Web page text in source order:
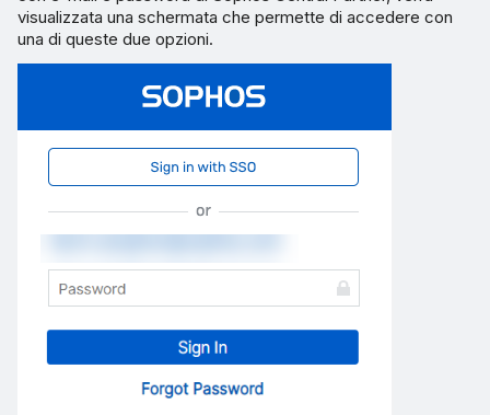
visualizzata una schermata che permette di accedere con
una di queste due opzioni.